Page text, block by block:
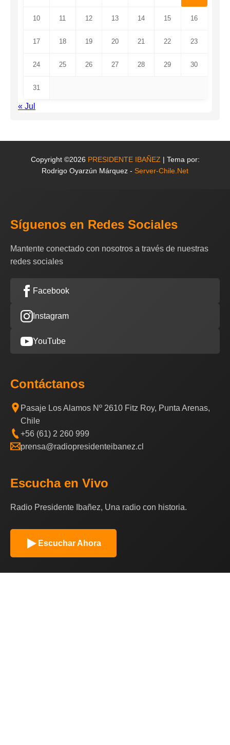
10 11 12 13 14 15 16
17 18 19 20 21 22 23
24 25 26 27 28 29 30
31
« Jul
Copyright ©2026 PRESIDENTE IBAÑEZ | Tema por:
Rodrigo Oyarzún Márquez - Server-Chile.Net
Síguenos en Redes Sociales
Mantente conectado con nosotros a través de nuestras
redes sociales
Facebook
Instagram
YouTube
Contáctanos
Pasaje Los Alamos Nº 2610 Fitz Roy, Punta Arenas,
Chile
+56 (61) 2 260 999
prensa@radiopresidenteibanez.cl
Escucha en Vivo
Radio Presidente Ibañez, Una radio con historia.
Escuchar Ahora